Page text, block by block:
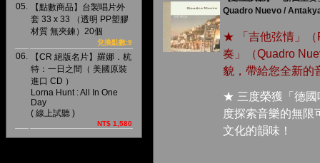
05.
【點數商品】台製唱片外
套 33 x 33 （透明 PP塑膠
材質 無夾鍊）20個
兌換點數:9
06.
【CR 絕版名片】羅娜．杭
特：一日之間（ 美國原裝
進口 CD ）
Lorna Hunt : All In One
Day
( 線上試聽 )
NT$ 1,580
Quadro Nuevo /
★ 「吉他弦情」（
奏」（Quadro
貌，帶給您全新的
★ 三度榮獲「德國
度探索音樂的無限
文化的韻味！